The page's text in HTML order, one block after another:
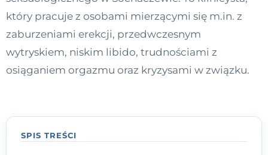
Dla specjalistów
Kontakt
Dołącz do portalu
który pracuje z osobami mierzącymi się m.in. z
zaburzeniami erekcji, przedwczesnym
wytryskiem, niskim libido, trudnościami z
osiąganiem orgazmu oraz kryzysami w związku.
SPIS TREŚCI